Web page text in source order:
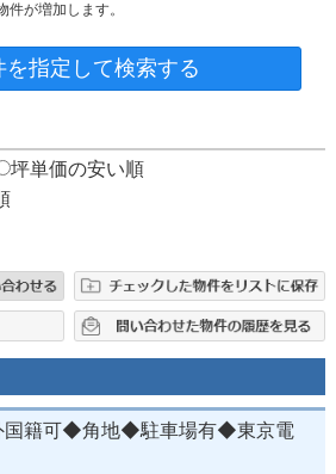
が増加します。
を指定して検索する
坪単価の安い順
籍可◆角地◆駐車場有◆東京電